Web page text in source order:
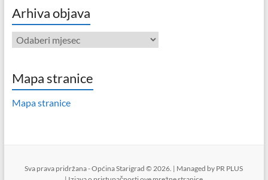
Arhiva objava
Arhiva
objava
Mapa stranice
Mapa stranice
Sva prava pridržana - Općina Starigrad © 2026. | Managed by PR PLUS